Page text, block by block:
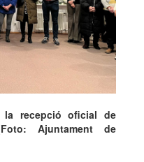
la recepció oficial de
Ajuntament de